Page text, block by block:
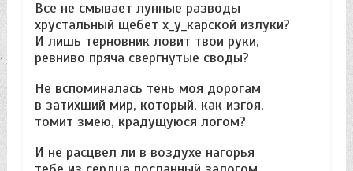
Все не смывает лунные разводы
хрустальный щебет х_у_карской излуки?
И лишь терновник ловит твои руки,
ревниво пряча свергнутые своды?
Не вспоминалась тень моя дорогам
в затихший мир, который, как изгоя,
томит змею, крадущуюся логом?
И не расцвел ли в воздухе нагорья